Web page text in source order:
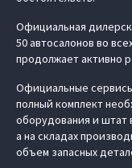
Официальная
50 автосалонов во
продолжает активно
Официальные
полный комплект
оборудования и штат
а на складах
объем запасных